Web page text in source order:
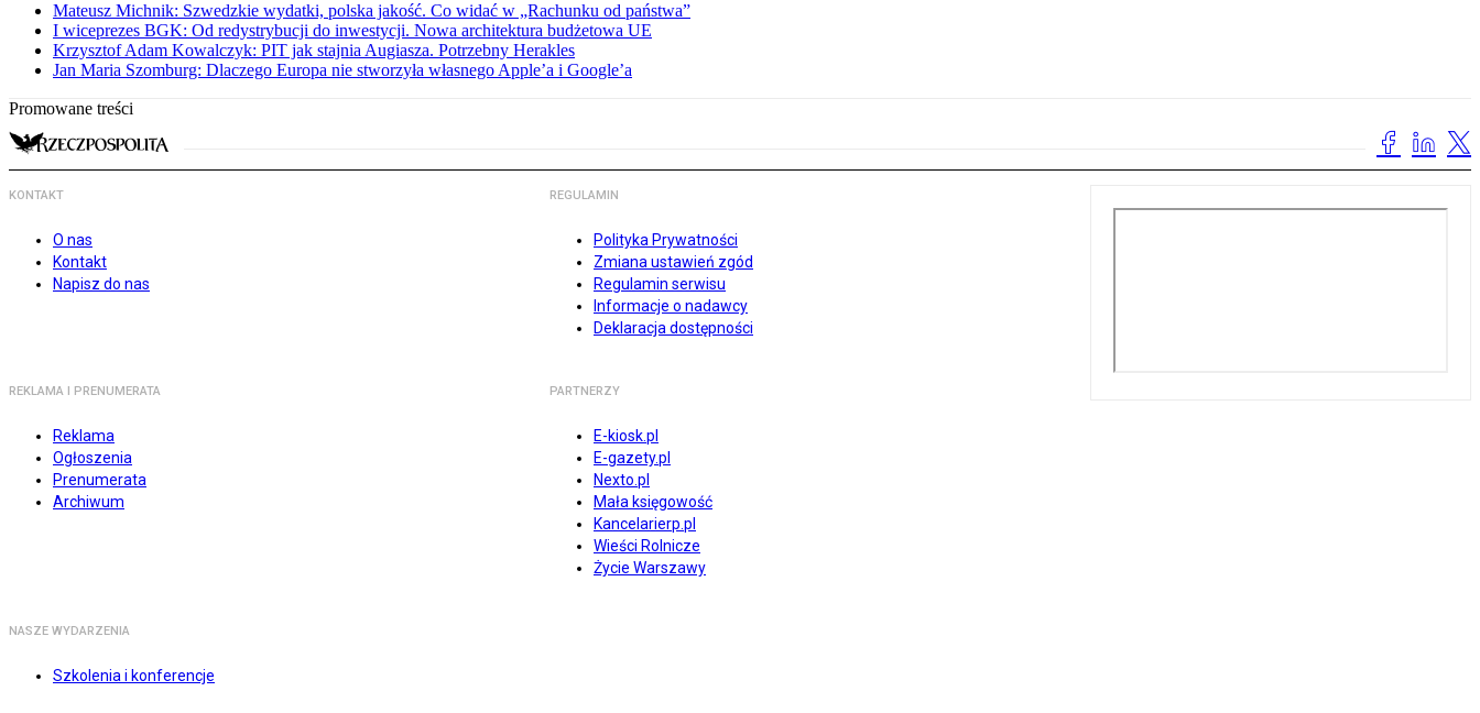
Mateusz Michnik: Szwedzkie wydatki, polska jakość. Co widać w „Rachunku od państwa”
I wiceprezes BGK: Od redystrybucji do inwestycji. Nowa architektura budżetowa UE
Krzysztof Adam Kowalczyk: PIT jak stajnia Augiasza. Potrzebny Herakles
Jan Maria Szomburg: Dlaczego Europa nie stworzyła własnego Apple’a i Google’a
Promowane treści
KONTAKT
O nas
Kontakt
Napisz do nas
REGULAMIN
Polityka Prywatności
Zmiana ustawień zgód
Regulamin serwisu
Informacje o nadawcy
Deklaracja dostępności
REKLAMA I PRENUMERATA
Reklama
Ogłoszenia
Prenumerata
Archiwum
PARTNERZY
E-kiosk.pl
E-gazety.pl
Nexto.pl
Mała księgowość
Kancelarierp.pl
Wieści Rolnicze
Życie Warszawy
NASZE WYDARZENIA
Szkolenia i konferencje